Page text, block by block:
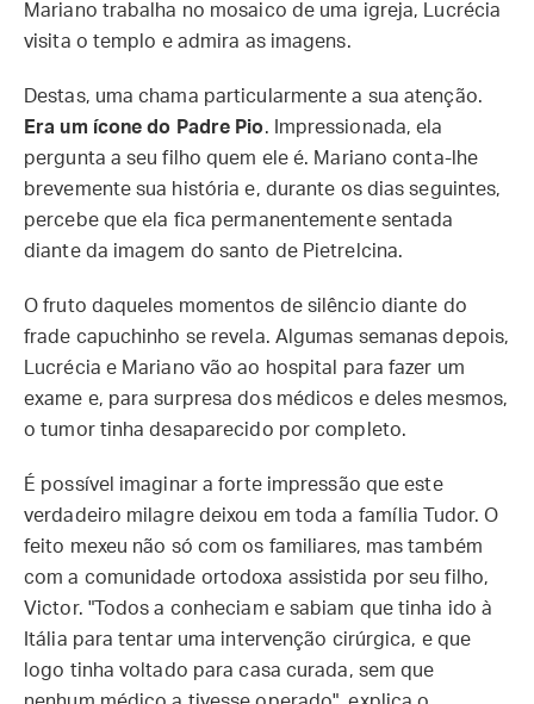
Mariano trabalha no mosaico de uma igreja, Lucrécia
visita o templo e admira as imagens.
Destas, uma chama particularmente a sua atenção.
Era um ícone do Padre Pio. Impressionada, ela
pergunta a seu filho quem ele é. Mariano conta-lhe
brevemente sua história e, durante os dias seguintes,
percebe que ela fica permanentemente sentada
diante da imagem do santo de Pietrelcina.
O fruto daqueles momentos de silêncio diante do
frade capuchinho se revela. Algumas semanas depois,
Lucrécia e Mariano vão ao hospital para fazer um
exame e, para surpresa dos médicos e deles mesmos,
o tumor tinha desaparecido por completo.
É possível imaginar a forte impressão que este
verdadeiro milagre deixou em toda a família Tudor. O
feito mexeu não só com os familiares, mas também
com a comunidade ortodoxa assistida por seu filho,
Victor. "Todos a conheciam e sabiam que tinha ido à
Itália para tentar uma intervenção cirúrgica, e que
logo tinha voltado para casa curada, sem que